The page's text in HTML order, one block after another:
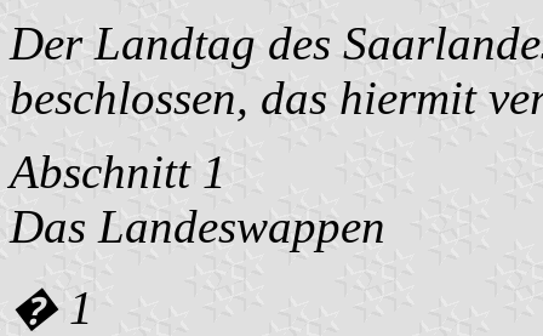
Der Landtag des
beschlossen, das hiermit
Abschnitt 1
Das Landeswappen
� 1